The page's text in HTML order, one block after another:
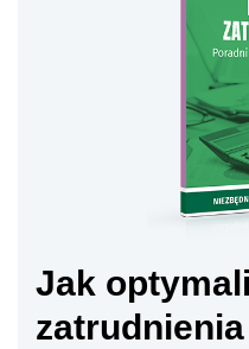
Jak
zatrudnienia